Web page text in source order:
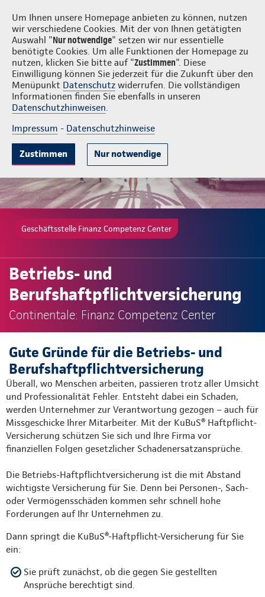
Um Ihnen unsere Homepage anbieten zu können, nutzen
wir verschiedene Cookies. Mit der von Ihnen getätigten
Auswahl "Nur notwendige" setzen wir nur essentielle
benötigte Cookies. Um alle Funktionen der Homepage zu
nutzen, klicken Sie bitte auf "Zustimmen". Diese
Einwilligung können Sie jederzeit für die Zukunft über den
Menüpunkt Datenschutz widerrufen. Die vollständigen
Informationen finden Sie ebenfalls in unseren
Datenschutzhinweisen.
Impressum - Datenschutzhinweise
Zustimmen Nur notwendige
Finanz Competenz Center Login
Gute Gründe Tarife & Leistungen Wissenswertes Beratung &
Geschäftsstelle Finanz Competenz Center
Betriebs- und
Berufshaftpflichtversicherung
Continentale: Finanz Competenz Center
Gute Gründe für die Betriebs- und
Berufshaftpflichtversicherung
Überall, wo Menschen arbeiten, passieren trotz aller Umsicht
und Professionalität Fehler. Entsteht dabei ein Schaden,
werden Unternehmer zur Verantwortung gezogen – auch für
Missgeschicke Ihrer Mitarbeiter. Mit der KuBuS® Haftpflicht-
Versicherung schützen Sie sich und Ihre Firma vor
finanziellen Folgen gesetzlicher Schadenersatzansprüche.
Die Betriebs-Haftpflichtversicherung ist die mit Abstand
wichtigste Versicherung für Sie. Denn bei Personen-, Sach-
oder Vermögensschäden kommen sehr schnell hohe
Forderungen auf Ihr Unternehmen zu.
Dann springt die KuBuS®-Haftpflicht-Versicherung für Sie
ein:
Sie prüft zunächst, ob die gegen Sie gestellten
Ansprüche berechtigt sind.